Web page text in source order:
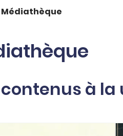
public
nos
son
une classe
Médiathèque
contenus à la